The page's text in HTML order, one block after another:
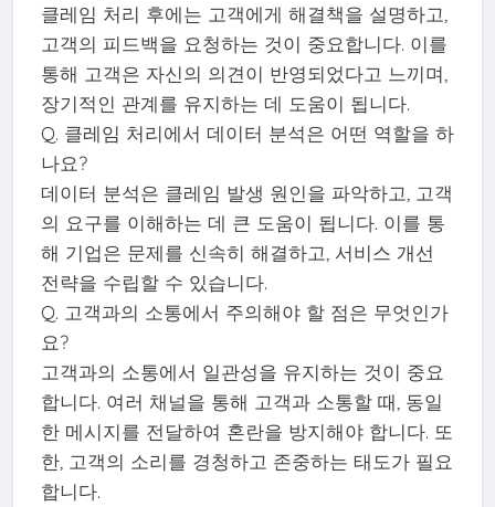
클레임 처리 후에는 고객에게 해결책을 설명하고,
고객의 피드백을 요청하는 것이 중요합니다. 이를
통해 고객은 자신의 의견이 반영되었다고 느끼며,
장기적인 관계를 유지하는 데 도움이 됩니다.
Q. 클레임 처리에서 데이터 분석은 어떤 역할을 하
나요?
데이터 분석은 클레임 발생 원인을 파악하고, 고객
의 요구를 이해하는 데 큰 도움이 됩니다. 이를 통
해 기업은 문제를 신속히 해결하고, 서비스 개선
전략을 수립할 수 있습니다.
Q. 고객과의 소통에서 주의해야 할 점은 무엇인가
요?
고객과의 소통에서 일관성을 유지하는 것이 중요
합니다. 여러 채널을 통해 고객과 소통할 때, 동일
한 메시지를 전달하여 혼란을 방지해야 합니다. 또
한, 고객의 소리를 경청하고 존중하는 태도가 필요
합니다.